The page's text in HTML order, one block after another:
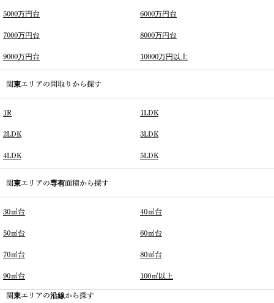
5000万円台 6000万円台
7000万円台 8000万円台
9000万円台 10000万円以上
関東エリアの間取りから探す
1R 1LDK
2LDK 3LDK
4LDK 5LDK
関東エリアの専有面積から探す
30㎡台 40㎡台
50㎡台 60㎡台
70㎡台 80㎡台
90㎡台 100㎡以上
関東エリアの沿線から探す